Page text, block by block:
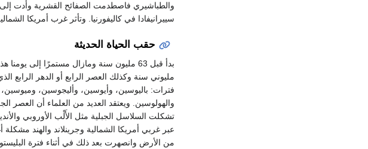
والطباشيري فاصطدمت الصفائح القشرية وأدت
سييرانيفادا في كاليفورنيا. وتأثر غرب أمريكا
حقب الحياة الحديثة
بدأ قبل 63 مليون سنة ومازال مستمرًا إلى
مليوني سنة وكذلك العصر الرابع أو الدهر
فترات: باليوسين، وأيوسين، وأليجوسين،
والهولوسين. ويعتقد العديد من العلماء أن العصر
تشكلت السلاسل الجبلية مثل الأَلْب الأوروبي
عبر غربي أمريكا الشمالية وجرينلاند والهند
من الأرض وانصهرت بعد ذلك في أثناء فترة